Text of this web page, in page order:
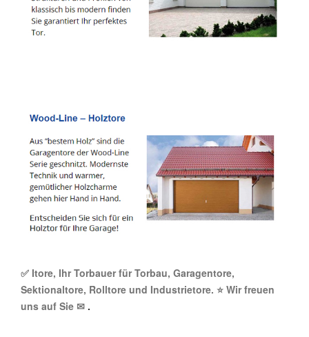
✅ Itore, Ihr Torbauer für Torbau, Garagentore,
Sektionaltore, Rolltore und Industrietore. ⭐ Wir freuen
uns auf Sie ✉ .